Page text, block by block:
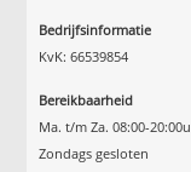
Bedrijfsinformatie
KvK: 66539854
Bereikbaarheid
Ma. t/m Za. 08:00-20:00u
Zondags gesloten